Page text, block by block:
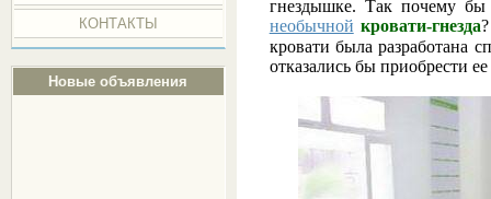
КОНТАКТЫ
Новые объявления
гнездышке. Так почему
необычной кровати-гнезда
кровати была разработана
отказались бы приобрести